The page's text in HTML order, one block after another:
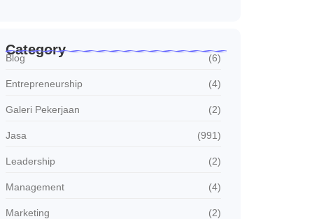
Category
Blog (6)
Entrepreneurship (4)
Galeri Pekerjaan (2)
Jasa (991)
Leadership (2)
Management (4)
Marketing (2)